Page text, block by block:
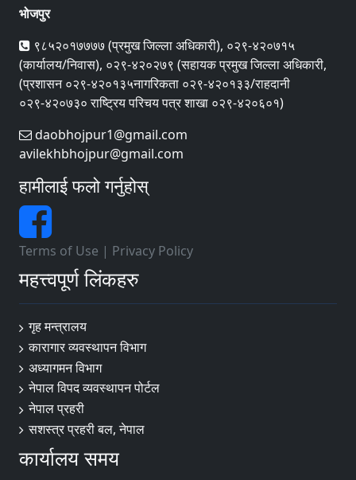
भोजपुर
९८५२०१७७७७ (प्रमुख जिल्ला अधिकारी), ०२९-४२०७१५
(कार्यालय/निवास), ०२९-४२०२७९ (सहायक प्रमुख जिल्ला अधिकारी,
(प्रशासन ०२९-४२०१३५नागरिकता ०२९-४२०१३३/राहदानी
०२९-४२०७३० राष्ट्रिय परिचय पत्र शाखा ०२९-४२०६०१)
daobhojpur1@gmail.com
avilekhbhojpur@gmail.com
हामीलाई फलो गर्नुहोस्
Terms of Use | Privacy Policy
महत्त्वपूर्ण लिंकहरु
गृह मन्त्रालय
कारागार व्यवस्थापन विभाग
अध्यागमन विभाग
नेपाल विपद व्यवस्थापन पोर्टल
नेपाल प्रहरी
सशस्त्र प्रहरी बल, नेपाल
कार्यालय समय